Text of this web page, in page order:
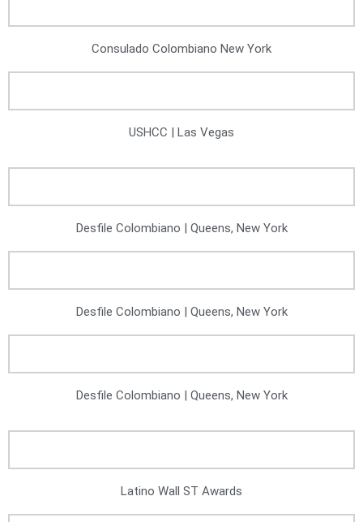
Consulado Colombiano New York
USHCC | Las Vegas
Desfile Colombiano | Queens, New York
Desfile Colombiano | Queens, New York
Desfile Colombiano | Queens, New York
Latino Wall ST Awards